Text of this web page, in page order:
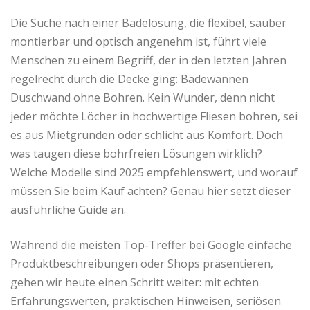
Die Suche nach einer Badelösung, die flexibel, sauber
montierbar und optisch angenehm ist, führt viele
Menschen zu einem Begriff, der in den letzten Jahren
regelrecht durch die Decke ging: Badewannen
Duschwand ohne Bohren. Kein Wunder, denn nicht
jeder möchte Löcher in hochwertige Fliesen bohren, sei
es aus Mietgründen oder schlicht aus Komfort. Doch
was taugen diese bohrfreien Lösungen wirklich?
Welche Modelle sind 2025 empfehlenswert, und worauf
müssen Sie beim Kauf achten? Genau hier setzt dieser
ausführliche Guide an.
Während die meisten Top-Treffer bei Google einfache
Produktbeschreibungen oder Shops präsentieren,
gehen wir heute einen Schritt weiter: mit echten
Erfahrungswerten, praktischen Hinweisen, seriösen